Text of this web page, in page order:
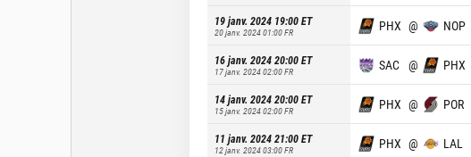
19 janv. 2024 19:00ET
20 janv. 2024 01:00FR PHX @ NOP
16 janv. 2024 20:00ET
17 janv. 2024 02:00FR SAC @ PHX
14 janv. 2024 20:00ET
15 janv. 2024 02:00FR PHX @ POR
11 janv. 2024 21:00ET
12 janv. 2024 03:00FR PHX @ LAL